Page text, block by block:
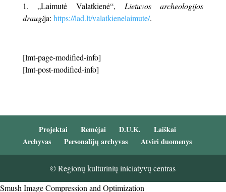
„Laimutė Valatkienė“, Lietuvos archeologijos
draugija: https://lad.lt/valatkienelaimute/.
[lmt-page-modified-info]
[lmt-post-modified-info]
Projektai Remėjai D.U.K.
Laiškai
Archyvas
Personalijų archyvas Atviri duomenys
© Regionų kultūrinių iniciatyvų centras
Smush Image Compression and Optimization